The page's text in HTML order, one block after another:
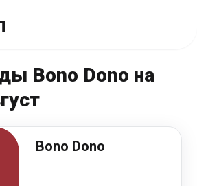
Bono Dono на
Bono Dono